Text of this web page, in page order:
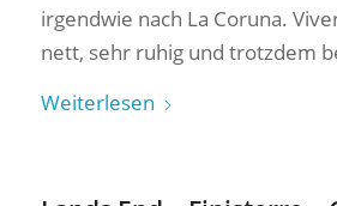
irgendwie nach La Coruna.
nett, sehr ruhig und trotzdem
Weiterlesen